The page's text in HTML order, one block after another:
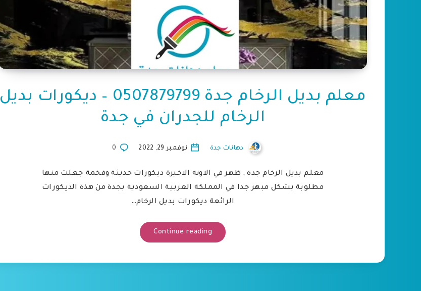
معلم بديل الرخام جدة 0507879799 – ديكورات بديل
الرخام للجدران في جدة
دهانات جدة نوفمبر 29, 2022 0
معلم بديل الرخام جدة , ظهر في الاونة الاخيرة ديكورات حديثة وفخمة جعلت منها
مطلوبة بشكل مبهر جدا في المملكة العربية السعودية بجدة من هذة الديكورات
الرائعة ديكورات بديل الرخام…
Continue reading